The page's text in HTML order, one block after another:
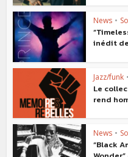
News •
inédit
Jazz/funk •
Le
rend
News •
“Black